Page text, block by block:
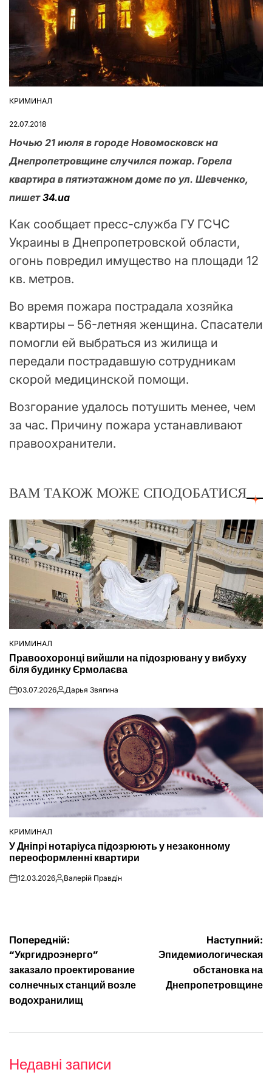
ОПУБЛІКУВАТИ
КРИМИНАЛ
22.07.2018
Ночью 21 июля в городе Новомосковск на
Днепропетровщине случился пожар. Горела
квартира в пятиэтажном доме по ул. Шевченко,
пишет34.ua
Как сообщает пресс-служба ГУ ГСЧС
Украины в Днепропетровской области,
огонь повредил имущество на площади 12
кв. метров.
Во время пожара пострадала хозяйка
квартиры – 56-летняя женщина. Спасатели
помогли ей выбраться из жилища и
передали пострадавшую сотрудникам
скорой медицинской помощи.
Возгорание удалось потушить менее, чем
за час. Причину пожара устанавливают
правоохранители.
ВАМ ТАКОЖ МОЖЕ СПОДОБАТИСЯ
ОПУБЛІКУВАТИ
КРИМИНАЛ
Правоохоронці вийшли на підозрювану у вибуху
біля будинку Єрмолаєва
on03.07.2026Опубліковано
Дарья Звягина
ОПУБЛІКУВАТИ
У
КРИМИНАЛ
У Дніпрі нотаріуса підозрюють у незаконному
переоформленні квартири
on12.03.2026Опубліковано
Валерій Правдін
Навігація
записів
Попередній:
“Укргидроэнерго”
заказало проектирование
солнечных станций возле
водохранилищ
Наступний:
Эпидемиологическая
обстановка на
Днепропетровщине
Недавні записи